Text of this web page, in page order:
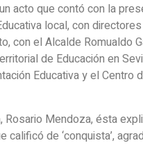
acto que contó con la
local, con
con el Alcalde Romualdo
de Educación en
Educativa y el Centro
Mendoza, ésta
de ‘conquista’,